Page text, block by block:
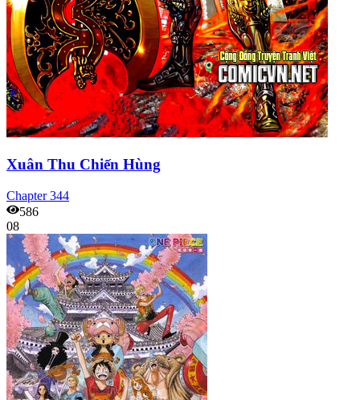
Xuân Thu Chiến Hùng
Chapter344
586
08